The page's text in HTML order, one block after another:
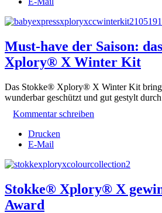
Must-have der Saison:
Xplory® X Winter Kit
Das Stokke® Xplory® X Winter Kit
wunderbar geschützt und gut gestylt
Kommentar schreiben
Drucken
E-Mail
Stokke® Xplory® X
Award